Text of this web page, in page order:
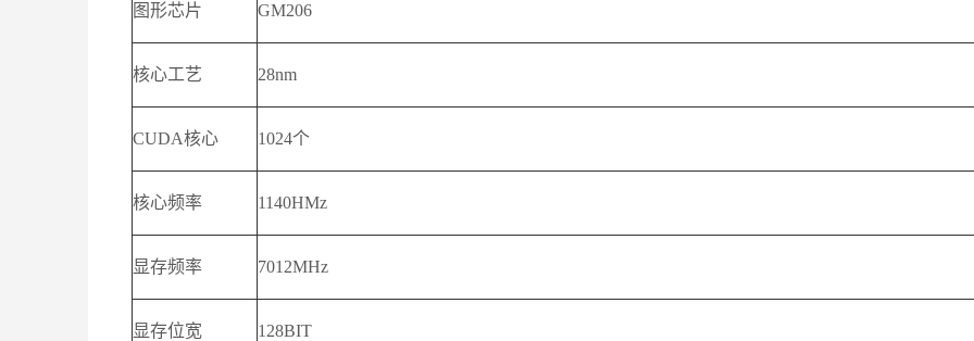
图形芯片 GM206
核心工艺 28nm
CUDA核心 1024个
核心频率 1140HMz
显存频率 7012MHz
显存位宽 128BIT